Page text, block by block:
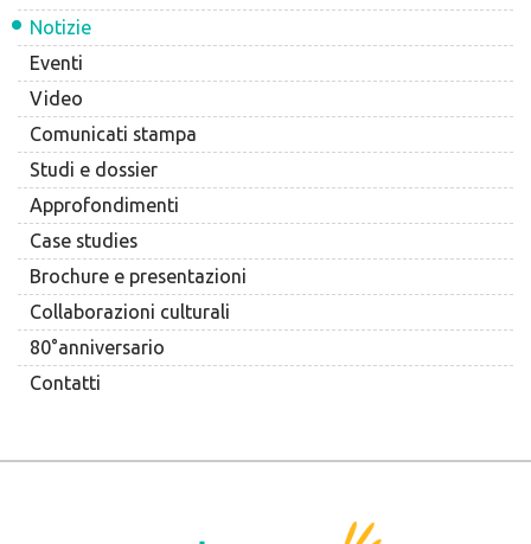
Notizie
Eventi
Video
Comunicati stampa
Studi e dossier
Approfondimenti
Case studies
Brochure e presentazioni
Collaborazioni culturali
80°anniversario
Contatti